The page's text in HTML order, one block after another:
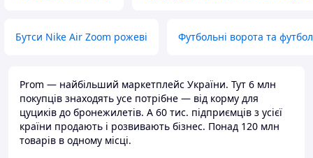
Бутси Nike Air Zoom рожеві Футбольні ворота та
Prom — найбільший маркетплейс України. Тут 6 млн
покупців знаходять усе потрібне — від корму для
цуциків до бронежилетів. А 60 тис. підприємців з усієї
країни продають і розвивають бізнес. Понад 120 млн
товарів в одному місці.